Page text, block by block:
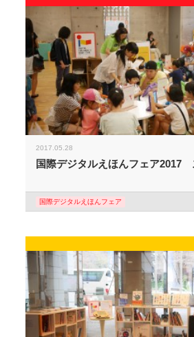
2017.05.28
国際デジタルえほんフェア2017
国際デジタルえほんフェア